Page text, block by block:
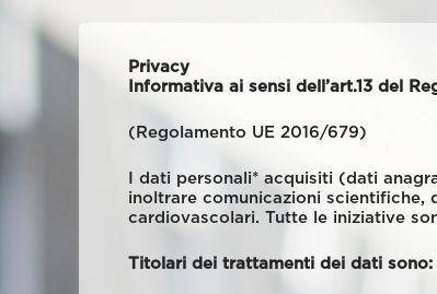
Privacy
Informativa ai sensi dell’art.13 del
(Regolamento UE 2016/679)
I dati personali* acquisiti (dati
inoltrare comunicazioni
cardiovascolari. Tutte le iniziative
Titolari dei trattamenti dei dati sono: